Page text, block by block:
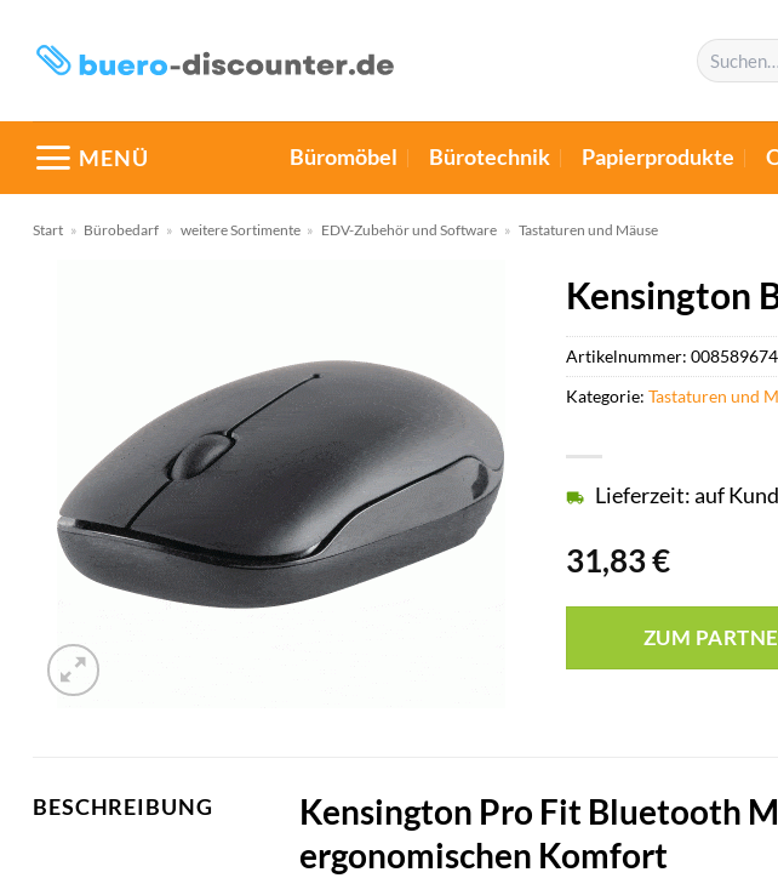
Inhalt
springen
Suchen
nach:
MENÜ Büromöbel Bürotechnik Papierprodukte
Start » Bürobedarf » weitere Sortimente » EDV-Zubehör und Software » Tastaturen und Mäuse
Kensington
31,83€
Lieferzeit: auf
ZUM
Artikelnummer:
Kategorie: Tastaturen und
BESCHREIBUNG
Kensington Pro Fit Bluetooth
ergonomischen Komfort